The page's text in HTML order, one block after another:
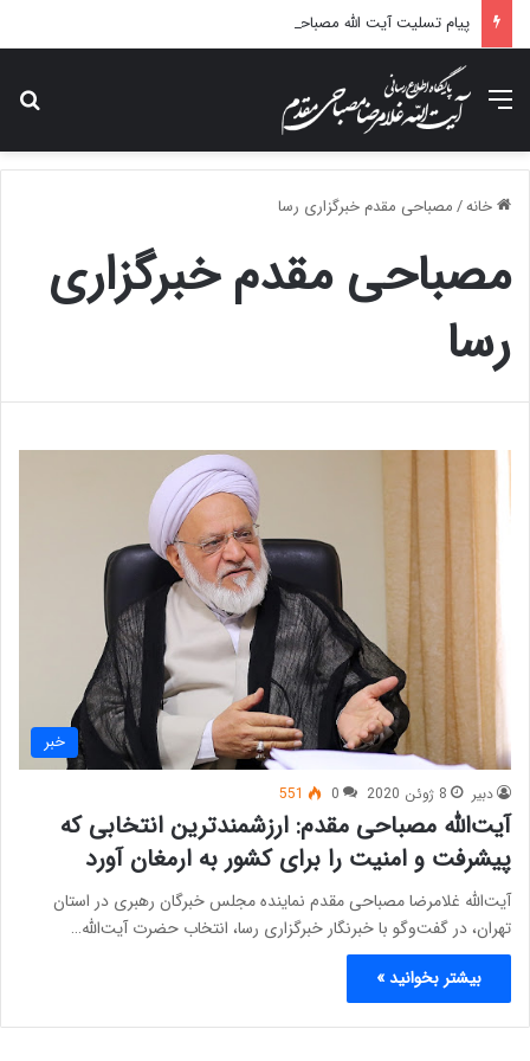
منو
خانه/مصباحی مقدم خبرگزاری رسا
مصباحی مقدم خبرگزاری
رسا
خبر
دبیر 8 ژوئن 2020 0
551
آیت‌الله مصباحی مقدم: ارزشمندترین انتخابی که
پیشرفت و امنیت را برای کشور به ارمغان آورد
آیت‌الله غلامرضا مصباحی مقدم نماینده مجلس خبرگان رهبری در استان
تهران، در گفت‌وگو با خبرنگار خبرگزاری رسا، انتخاب حضرت آیت‌الله…
بیشتر بخوانید »